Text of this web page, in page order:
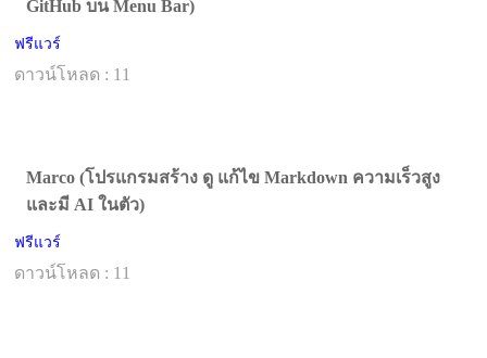
GitHub บน Menu Bar)
ฟรีแวร์
ดาวน์โหลด : 11
Marco (โปรแกรมสร้าง ดู แก้ไข Markdown ความเร็วสูง
และมี AI ในตัว)
ฟรีแวร์
ดาวน์โหลด : 11